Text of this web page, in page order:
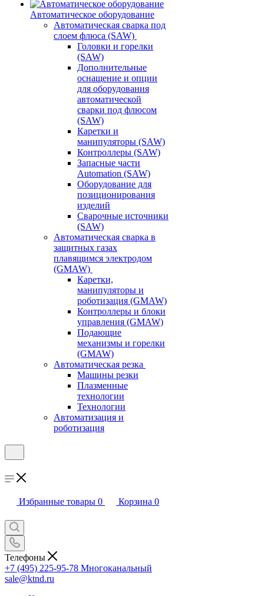
Автоматическое оборудование
Автоматическая сварка под
слоем флюса (SAW)
Головки и горелки
(SAW)
Дополнительные
оснащение и опции
для оборудования
автоматической
сварки под флюсом
(SAW)
Каретки и
манипуляторы (SAW)
Контроллеры (SAW)
Запасные части
Automation (SAW)
Оборудование для
позиционирования
изделий
Сварочные источники
(SAW)
Автоматическая сварка в
защитных газах
плавящимся электродом
(GMAW)
Каретки,
манипуляторы и
роботизация (GMAW)
Контроллеры и блоки
управления (GMAW)
Подающие
механизмы и горелки
(GMAW)
Автоматическая резка
Машины резки
Плазменные
технологии
Технологии
Автоматизация и
роботизация
Избранные товары 0 Корзина 0
Телефоны
+7 (495) 225-95-78 Многоканальный
sale@ktnd.ru